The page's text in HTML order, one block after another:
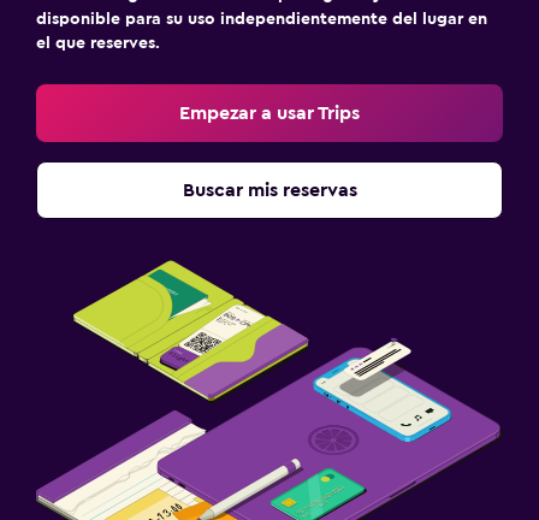
disponible para su uso independientemente del lugar en
el que reserves.
Empezar a usar Trips
Buscar mis reservas